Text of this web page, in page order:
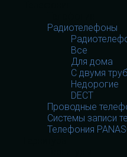
Радиотелефоны
Все
Для дома
С двумя
Недорогие
DECT
Проводные
Системы записи
Телефония